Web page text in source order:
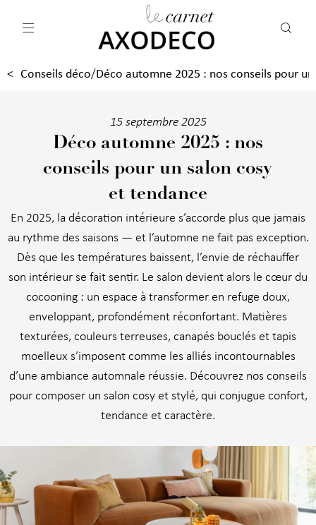
Conseils déco/Déco automne 2025 : nos conseils pour
15 septembre 2025
Déco automne 2025 : nos
conseils pour un salon cosy
et tendance
En 2025, la décoration intérieure s’accorde plus que jamais
au rythme des saisons — et l’automne ne fait pas exception.
Dès que les températures baissent, l’envie de réchauffer
son intérieur se fait sentir. Le salon devient alors le cœur du
cocooning : un espace à transformer en refuge doux,
enveloppant, profondément réconfortant. Matières
texturées, couleurs terreuses, canapés bouclés et tapis
moelleux s’imposent comme les alliés incontournables
d’une ambiance automnale réussie. Découvrez nos conseils
pour composer un salon cosy et stylé, qui conjugue confort,
tendance et caractère.